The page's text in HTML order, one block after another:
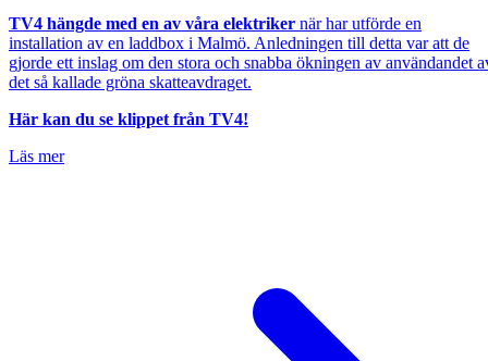
TV4 hängde med en av våra elektriker när har utförde en
installation av en laddbox i Malmö. Anledningen till detta var att de
gjorde ett inslag om den stora och snabba ökningen av användandet
det så kallade gröna skatteavdraget.
Här kan du se klippet från TV4!
Läs mer